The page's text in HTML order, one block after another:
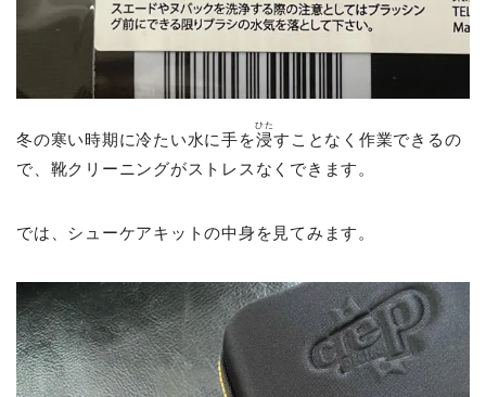
冬の寒い時期に冷たい水に手を浸
ひた
すことなく作業できるの
で、靴クリーニングがストレスなくできます。
では、シューケアキットの中身を見てみます。